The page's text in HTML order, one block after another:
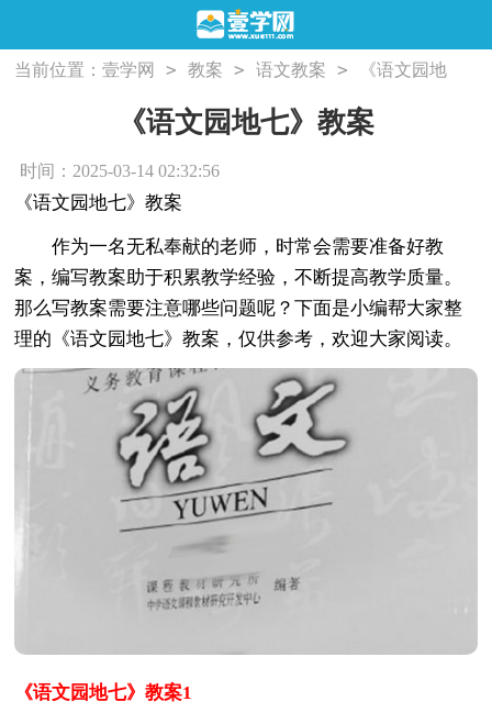
当前位置：壹学网 > 教案 > 语文教案 >
《语文园地
《语文园地七》教案
时间：2025-03-14 02:32:56
《语文园地七》教案
作为一名无私奉献的老师，时常会需要准备好教
案，编写教案助于积累教学经验，不断提高教学质量。
那么写教案需要注意哪些问题呢？下面是小编帮大家整
理的《语文园地七》教案，仅供参考，欢迎大家阅读。
《语文园地七》教案1